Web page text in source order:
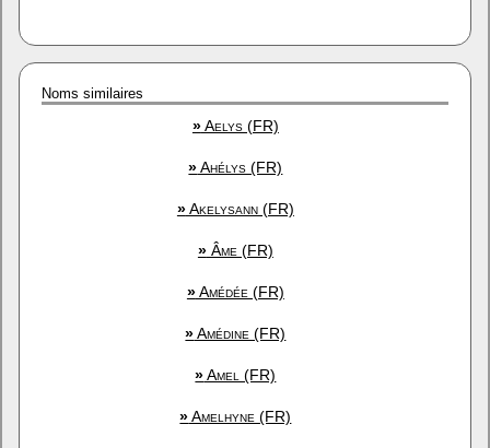
Noms similaires
»Aelys (FR)
»Ahélys (FR)
»Akelysann (FR)
»Âme (FR)
»Amédée (FR)
»Amédine (FR)
»Amel (FR)
»Amelhyne (FR)